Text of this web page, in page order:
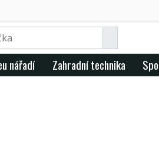
nářadí Zahradní technika